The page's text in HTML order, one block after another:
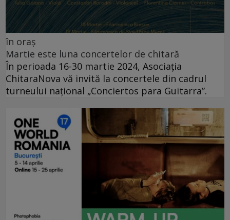
în oraș
Martie este luna concertelor de chitară
În perioada 16-30 martie 2024, Asociația
ChitaraNova vă invită la concertele din cadrul
turneului național „Conciertos para Guitarra”.